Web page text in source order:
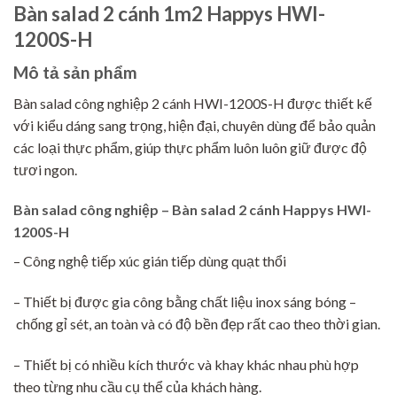
Bàn salad 2 cánh 1m2 Happys HWI-
1200S-H
Mô tả sản phẩm
Bàn salad công nghiệp 2 cánh HWI-1200S-H được thiết kế
với kiểu dáng sang trọng, hiện đại, chuyên dùng để bảo quản
các loại thực phẩm, giúp thực phẩm luôn luôn giữ được độ
tươi ngon.
Bàn salad công nghiệp – Bàn salad 2 cánh Happys HWI-
1200S-H
– Công nghệ tiếp xúc gián tiếp dùng quạt thổi
– Thiết bị được gia công bằng chất liệu inox sáng bóng –
chống gỉ sét, an toàn và có độ bền đẹp rất cao theo thời gian.
– Thiết bị có nhiều kích thước và khay khác nhau phù hợp
theo từng nhu cầu cụ thể của khách hàng.